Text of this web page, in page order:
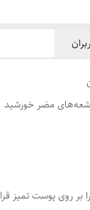
مضر خورشید
بر روی پوست تمیز